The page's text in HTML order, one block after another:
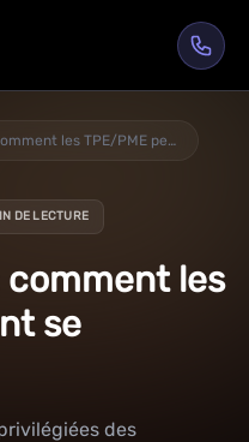
Cyberattaques : comment les TPE/PME peuvent se protéger
DE LECTURE
les
se
des